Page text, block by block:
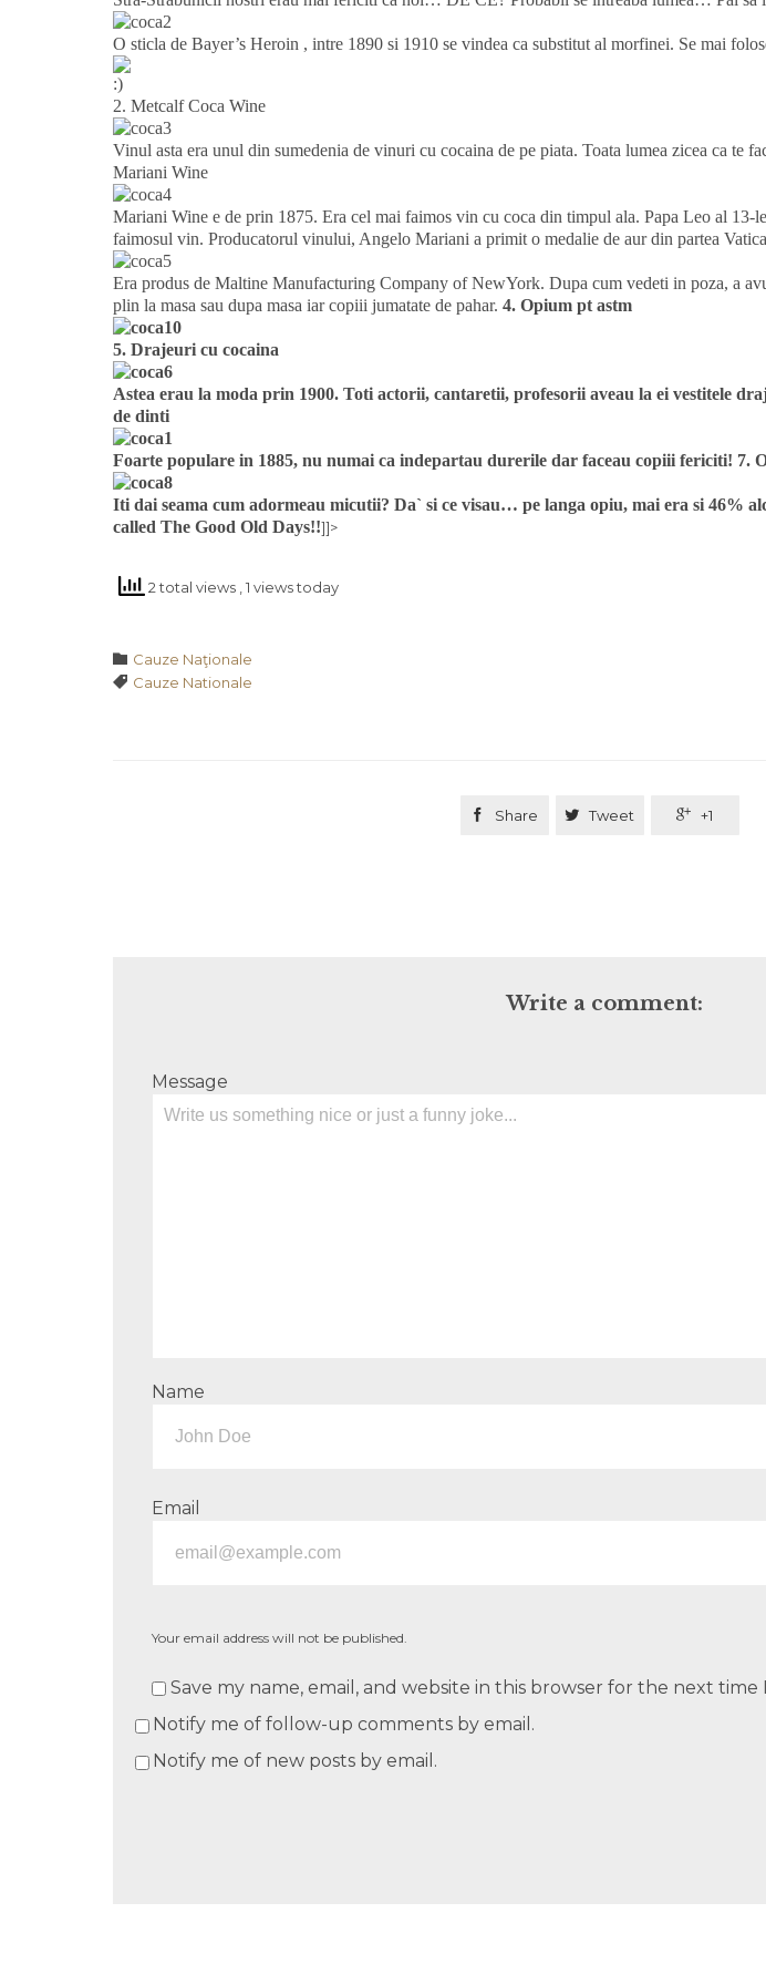
O sticla de Bayer’s Heroin , intre 1890 si 1910 se vindea ca substitut al morfinei. Se mai
2. Metcalf Coca Wine
Vinul asta era unul din sumedenia de vinuri cu cocaina de pe piata. Toata lumea zicea ca te
Mariani Wine
Mariani Wine e de prin 1875. Era cel mai faimos vin cu coca din timpul ala. Papa Leo al 13-
faimosul vin. Producatorul vinului, Angelo Mariani a primit o medalie de aur din partea
Era produs de Maltine Manufacturing Company of NewYork. Dupa cum vedeti in poza, a
plin la masa sau dupa masa iar copiii jumatate de pahar. 4. Opium pt astm
5. Drajeuri cu cocaina
Astea erau la moda prin 1900. Toti actorii, cantaretii, profesorii aveau la ei vestitele
de dinti
Foarte populare in 1885, nu numai ca indepartau durerile dar faceau copiii fericiti! 7.
Iti dai seama cum adormeau micutii? Da` si ce visau… pe langa opiu, mai era si 46%
called The Good Old Days!!]]>
2 total views , 1 views today
 Category
Cauze Naţionale
 Tags
Cauze Nationale
 Share  Tweet  +1
Write a comment:
Message
Name
Email
Your email address will not be published.
Save my name, email, and website in this browser for the next time
Notify me of follow-up comments by email.
Notify me of new posts by email.